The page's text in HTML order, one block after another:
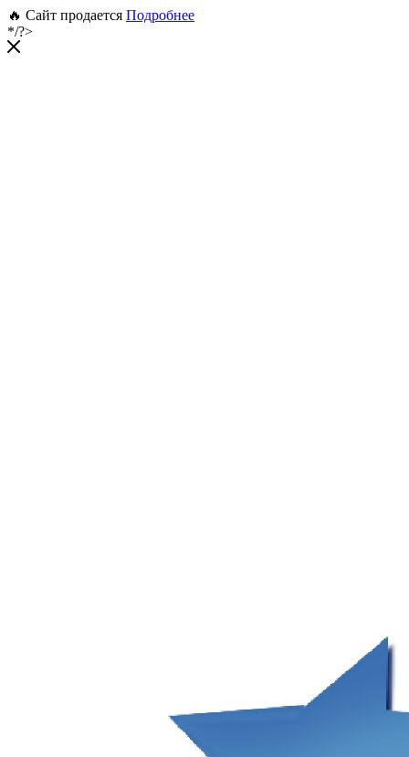
🔥 Сайт продается Подробнее
*/?>